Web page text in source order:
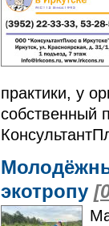
практики, у
собственный
экотропу